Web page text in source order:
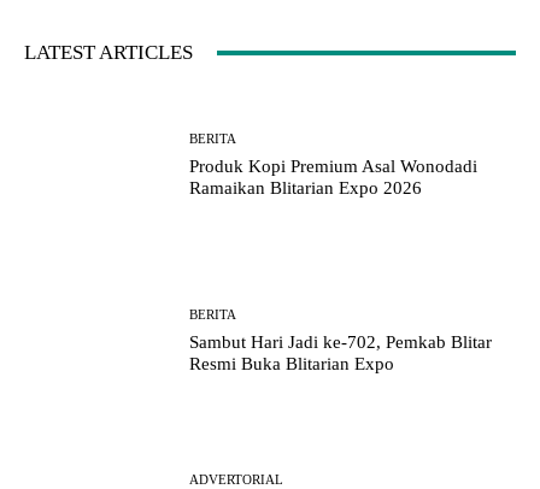
LATEST ARTICLES
BERITA
Produk Kopi Premium Asal Wonodadi
Ramaikan Blitarian Expo 2026
BERITA
Sambut Hari Jadi ke-702, Pemkab Blitar
Resmi Buka Blitarian Expo
ADVERTORIAL